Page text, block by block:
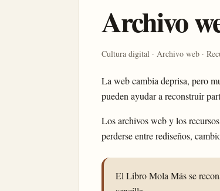
Archivo
Cultura digital · Archivo web ·
La web cambia deprisa, pero
pueden ayudar a reconstruir
Los archivos web y los
perderse entre rediseños,
El Libro Mola Más se